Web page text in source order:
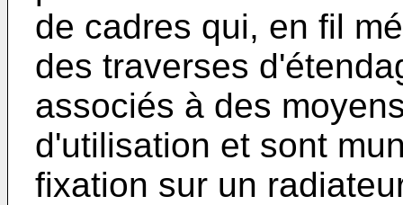
de cadres qui, en fil
des traverses
associés à des
d'utilisation et sont
fixation sur un